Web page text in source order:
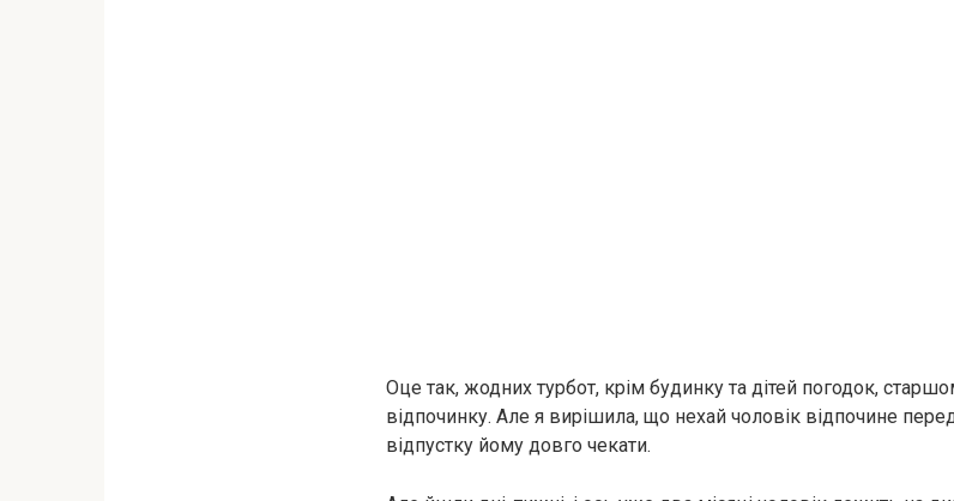
Оце так, жодних турбот, крім будинку та дітей погодок,
відпочинку. Але я вирішила, що нехай чоловік відпочине
відпустку йому довго чекати.